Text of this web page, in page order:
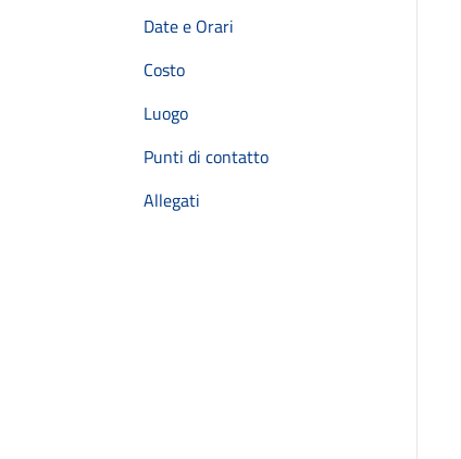
Date e Orari
Costo
Luogo
Punti di contatto
Allegati